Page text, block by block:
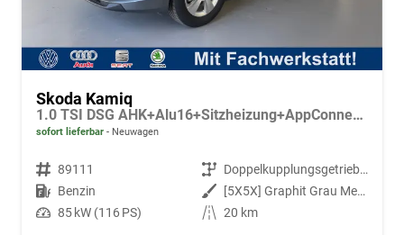
Skoda Kamiq
1.0 TSI DSG AHK+Alu16+Sitzheizung+AppConnect+GV5+LED+Nebel+Klima
sofort lieferbar Neuwagen
Fahrzeugnr. 89111 Getriebe
Doppelkupplungsgetriebe (DSG)
Kraftstoff Benzin Außenfarbe
[5X5X] Graphit Grau Metallic
Leistung 85 kW (116 PS) Kilometerstand 20 km